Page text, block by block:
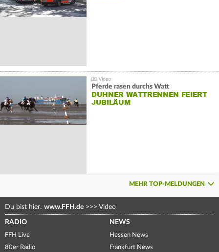
Pferde rasen durchs Watt
DUHNER WATTRENNEN FEIERT
JUBILÄUM
MEHR TOP-MELDUNGEN
Du bist hier: www.FFH.de >>> Video
RADIO
FFH Live
80er Radio
NEWS
Hessen News
Frankfurt News